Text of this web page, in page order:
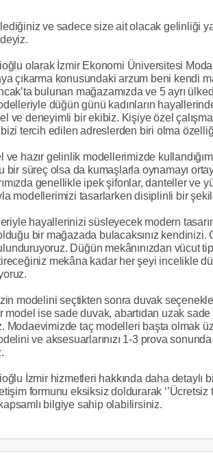
ve sadece size ait olacak gelinliği
olarak İzmir Ekonomi Üniversitesi
çıkarma konusundaki arzum beni kendi
bulunan mağazamızda ve 5 ayrı
düğün günü kadınların
ve deneyimli bir ekibiz. Kişiye özel
bizi tercih edilen adreslerden biri olma
ve hazır gelinlik modellerimizde
bir süreç olsa da kumaşlarla oynamayı
genellikle ipek şifonlar, danteller ve
modellerimizi tasarlarken disiplinli bir
hayallerinizi süsleyecek modern
bir mağazada bulacaksınız
Düğün mekânınızdan vücut
mekâna kadar her şeyi incelikle
modelini seçtikten sonra duvak
model ise sade duvak, abartıdan uzak
Modaevimizde taç modelleri başta olmak
ve aksesuarlarınızı 1-3 prova
İzmir hizmetleri hakkında daha detaylı
formunu eksiksiz doldurarak ‘’Ücretsiz
bilgiye sahip olabilirsiniz.